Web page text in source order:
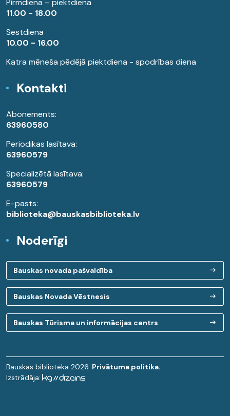
11.00 - 18.00
Sestdiena
10.00 - 16.00
Katra mēneša pēdējā piektdiena - spodrības diena
Kontakti
Abonements:
63960580
Periodikas lasītava:
63960579
Specializētā lasītava:
63960579
E-pasts:
biblioteka@bauskasbiblioteka.lv
Noderīgi
Bauskas novada pašvaldība
Bauskas Novada Vēstnesis
Bauskas Tūrisma un informācijas centrs
Bauskas bibliotēka 2026. Privātuma politika.
Izstrādāja: